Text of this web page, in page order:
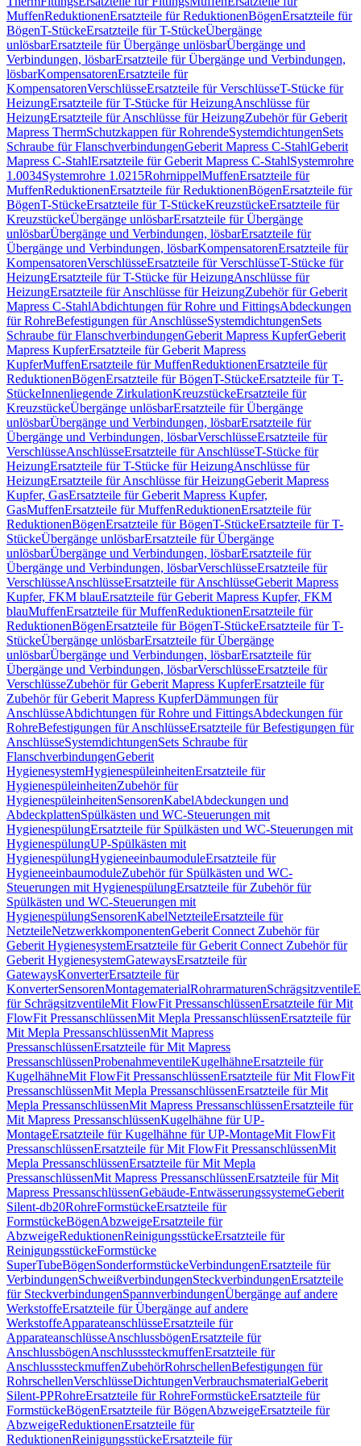
MuffenReduktionenErsatzteile für ReduktionenBögenErsatzteile für
BögenT-StückeErsatzteile für T-StückeÜbergänge
unlösbarErsatzteile für Übergänge unlösbarÜbergänge und
Verbindungen, lösbarErsatzteile für Übergänge und Verbindungen,
lösbarKompensatorenErsatzteile für
KompensatorenVerschlüsseErsatzteile für VerschlüsseT-Stücke für
HeizungErsatzteile für T-Stücke für HeizungAnschlüsse für
HeizungErsatzteile für Anschlüsse für HeizungZubehör für Geberit
Mapress ThermSchutzkappen für RohrendeSystemdichtungenSets
Schraube für FlanschverbindungenGeberit Mapress C-StahlGeberit
Mapress C-StahlErsatzteile für Geberit Mapress C-StahlSystemrohre
1.0034Systemrohre 1.0215RohrnippelMuffenErsatzteile für
MuffenReduktionenErsatzteile für ReduktionenBögenErsatzteile für
BögenT-StückeErsatzteile für T-StückeKreuzstückeErsatzteile für
KreuzstückeÜbergänge unlösbarErsatzteile für Übergänge
unlösbarÜbergänge und Verbindungen, lösbarErsatzteile für
Übergänge und Verbindungen, lösbarKompensatorenErsatzteile für
KompensatorenVerschlüsseErsatzteile für VerschlüsseT-Stücke für
HeizungErsatzteile für T-Stücke für HeizungAnschlüsse für
HeizungErsatzteile für Anschlüsse für HeizungZubehör für Geberit
Mapress C-StahlAbdichtungen für Rohre und FittingsAbdeckungen
für RohreBefestigungen für AnschlüsseSystemdichtungenSets
Schraube für FlanschverbindungenGeberit Mapress KupferGeberit
Mapress KupferErsatzteile für Geberit Mapress
KupferMuffenErsatzteile für MuffenReduktionenErsatzteile für
ReduktionenBögenErsatzteile für BögenT-StückeErsatzteile für T-
StückeInnenliegende ZirkulationKreuzstückeErsatzteile für
KreuzstückeÜbergänge unlösbarErsatzteile für Übergänge
unlösbarÜbergänge und Verbindungen, lösbarErsatzteile für
Übergänge und Verbindungen, lösbarVerschlüsseErsatzteile für
VerschlüsseAnschlüsseErsatzteile für AnschlüsseT-Stücke für
HeizungErsatzteile für T-Stücke für HeizungAnschlüsse für
HeizungErsatzteile für Anschlüsse für HeizungGeberit Mapress
Kupfer, GasErsatzteile für Geberit Mapress Kupfer,
GasMuffenErsatzteile für MuffenReduktionenErsatzteile für
ReduktionenBögenErsatzteile für BögenT-StückeErsatzteile für T-
StückeÜbergänge unlösbarErsatzteile für Übergänge
unlösbarÜbergänge und Verbindungen, lösbarErsatzteile für
Übergänge und Verbindungen, lösbarVerschlüsseErsatzteile für
VerschlüsseAnschlüsseErsatzteile für AnschlüsseGeberit Mapress
Kupfer, FKM blauErsatzteile für Geberit Mapress Kupfer, FKM
blauMuffenErsatzteile für MuffenReduktionenErsatzteile für
ReduktionenBögenErsatzteile für BögenT-StückeErsatzteile für T-
StückeÜbergänge unlösbarErsatzteile für Übergänge
unlösbarÜbergänge und Verbindungen, lösbarErsatzteile für
Übergänge und Verbindungen, lösbarVerschlüsseErsatzteile für
VerschlüsseZubehör für Geberit Mapress KupferErsatzteile für
Zubehör für Geberit Mapress KupferDämmungen für
AnschlüsseAbdichtungen für Rohre und FittingsAbdeckungen für
RohreBefestigungen für AnschlüsseErsatzteile für Befestigungen für
AnschlüsseSystemdichtungenSets Schraube für
FlanschverbindungenGeberit
HygienesystemHygienespüleinheitenErsatzteile für
HygienespüleinheitenZubehör für
HygienespüleinheitenSensorenKabelAbdeckungen und
AbdeckplattenSpülkästen und WC-Steuerungen mit
HygienespülungErsatzteile für Spülkästen und WC-Steuerungen mit
HygienespülungUP-Spülkästen mit
HygienespülungHygieneeinbaumoduleErsatzteile für
HygieneeinbaumoduleZubehör für Spülkästen und WC-
Steuerungen mit HygienespülungErsatzteile für Zubehör für
Spülkästen und WC-Steuerungen mit
HygienespülungSensorenKabelNetzteileErsatzteile für
NetzteileNetzwerkkomponentenGeberit Connect Zubehör für
Geberit HygienesystemErsatzteile für Geberit Connect Zubehör für
Geberit HygienesystemGatewaysErsatzteile für
GatewaysKonverterErsatzteile für
KonverterSensorenMontagematerialRohrarmaturenSchrägsitzventile
für SchrägsitzventileMit FlowFit PressanschlüssenErsatzteile für Mit
FlowFit PressanschlüssenMit Mepla PressanschlüssenErsatzteile für
Mit Mepla PressanschlüssenMit Mapress
PressanschlüssenErsatzteile für Mit Mapress
PressanschlüssenProbenahmeventileKugelhähneErsatzteile für
KugelhähneMit FlowFit PressanschlüssenErsatzteile für Mit FlowFit
PressanschlüssenMit Mepla PressanschlüssenErsatzteile für Mit
Mepla PressanschlüssenMit Mapress PressanschlüssenErsatzteile für
Mit Mapress PressanschlüssenKugelhähne für UP-
MontageErsatzteile für Kugelhähne für UP-MontageMit FlowFit
PressanschlüssenErsatzteile für Mit FlowFit PressanschlüssenMit
Mepla PressanschlüssenErsatzteile für Mit Mepla
PressanschlüssenMit Mapress PressanschlüssenErsatzteile für Mit
Mapress PressanschlüssenGebäude-EntwässerungssystemeGeberit
Silent-db20RohreFormstückeErsatzteile für
FormstückeBögenAbzweigeErsatzteile für
AbzweigeReduktionenReinigungsstückeErsatzteile für
ReinigungsstückeFormstücke
SuperTubeBögenSonderformstückeVerbindungenErsatzteile für
VerbindungenSchweißverbindungenSteckverbindungenErsatzteile
für SteckverbindungenSpannverbindungenÜbergänge auf andere
WerkstoffeErsatzteile für Übergänge auf andere
WerkstoffeApparateanschlüsseErsatzteile für
ApparateanschlüsseAnschlussbögenErsatzteile für
AnschlussbögenAnschlusssteckmuffenErsatzteile für
AnschlusssteckmuffenZubehörRohrschellenBefestigungen für
RohrschellenVerschlüsseDichtungenVerbrauchsmaterialGeberit
Silent-PPRohreErsatzteile für RohreFormstückeErsatzteile für
FormstückeBögenErsatzteile für BögenAbzweigeErsatzteile für
AbzweigeReduktionenErsatzteile für
ReduktionenReinigungsstückeErsatzteile für